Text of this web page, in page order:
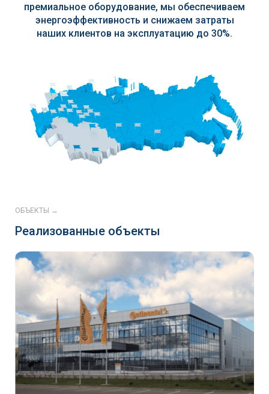
премиальное оборудование, мы обеспечиваем
энергоэффективность и снижаем затраты
наших клиентов на эксплуатацию до 30%.
ОБЪЕКТЫ →
Реализованные объекты